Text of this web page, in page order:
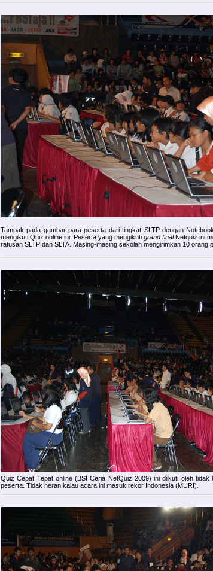
Tampak pada gambar para peserta dari tingkat SLTP dengan
mengikuti Quiz online ini. Peserta yang mengikuti grand finalNetquiz ini
ratusan SLTP dan SLTA. Masing-masing sekolah mengirimkan 10 orang
Quiz Cepat Tepat online (BSI Ceria NetQuiz 2009) ini diikuti oleh tidak
peserta . Tidak heran kalau acara ini masuk rekor Indonesia (MURI).